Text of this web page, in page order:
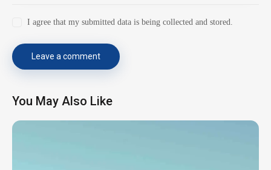
I agree that my submitted data is being collected and stored.
You May Also Like